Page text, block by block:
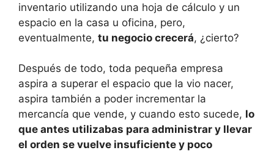
inventario utilizando una hoja de cálculo y un
espacio en la casa u oficina, pero,
eventualmente, tu negocio crecerá, ¿cierto?
Después de todo, toda pequeña empresa
aspira a superar el espacio que la vio nacer,
aspira también a poder incrementar la
mercancía que vende, y cuando esto sucede, lo
que antes utilizabas para administrar y llevar
el orden se vuelve insuficiente y poco